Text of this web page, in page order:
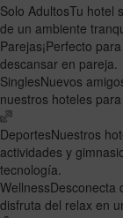
Solo AdultosTu hotel
de un ambiente
Parejas¡Perfecto
descansar en pareja.
SinglesNuevos
nuestros hoteles para
DeportesNuestros
actividades y
tecnología.
WellnessDesconecta
disfruta del relax en